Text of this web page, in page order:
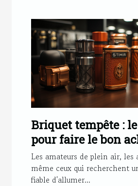
Briquet tempête :
pour faire le bon
cet accessoire
Les amateurs de plein air, les
même ceux qui recherchent
fiable d'allumer...